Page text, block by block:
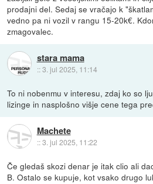
prodajni del. Sedaj se vračajo k
vedno pa ni vozil v rangu 15-20k€.
zmagovalec.
stara mama
::3. jul 2025, 11:14
To ni nobenmu v interesu, zdaj ko so
lizinge in nasplošno višje cene tega
Machete
::3. jul 2025, 11:22
Če gledaš skozi denar je itak clio ali
B. Ostalo se kupuje, kot vsako drugo